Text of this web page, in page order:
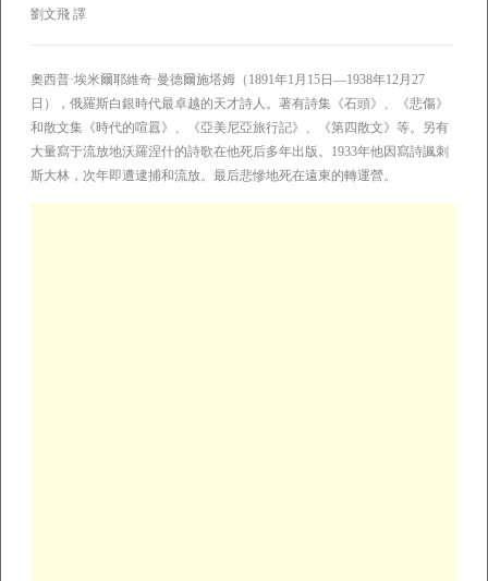
劉文飛 譯
奧西普·埃米爾耶維奇·曼德爾施塔姆（1891年1月15日—1938年12月27
日），俄羅斯白銀時代最卓越的天才詩人。著有詩集《石頭》、《悲傷》
和散文集《時代的喧囂》、《亞美尼亞旅行記》、《第四散文》等。另有
大量寫于流放地沃羅涅什的詩歌在他死后多年出版。1933年他因寫詩諷刺
斯大林，次年即遭逮捕和流放。最后悲慘地死在遠東的轉運營。